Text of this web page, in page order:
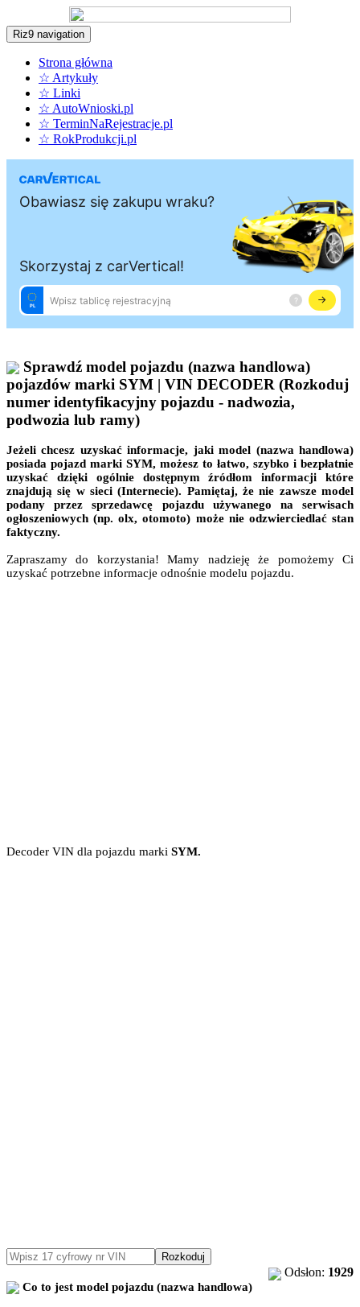
Riz9 navigation
Strona główna
☆ Artykuły
☆ Linki
☆ AutoWnioski.pl
☆ TerminNaRejestracje.pl
☆ RokProdukcji.pl
Sprawdź model pojazdu (nazwa handlowa)
pojazdów marki SYM | VIN DECODER (Rozkoduj
numer identyfikacyjny pojazdu - nadwozia,
podwozia lub ramy)
Jeżeli chcesz uzyskać informacje, jaki model (nazwa handlowa)
posiada pojazd marki SYM, możesz to łatwo, szybko i bezpłatnie
uzyskać dzięki ogólnie dostępnym źródłom informacji które
znajdują się w sieci (Internecie). Pamiętaj, że nie zawsze model
podany przez sprzedawcę pojazdu używanego na serwisach
ogłoszeniowych (np. olx, otomoto) może nie odzwierciedlać stan
faktyczny.
Zapraszamy do korzystania! Mamy nadzieję że pomożemy Ci
uzyskać potrzebne informacje odnośnie modelu pojazdu.
Decoder VIN dla pojazdu marki SYM.
Rozkoduj
Odsłon: 1929
Co to jest model pojazdu (nazwa handlowa)